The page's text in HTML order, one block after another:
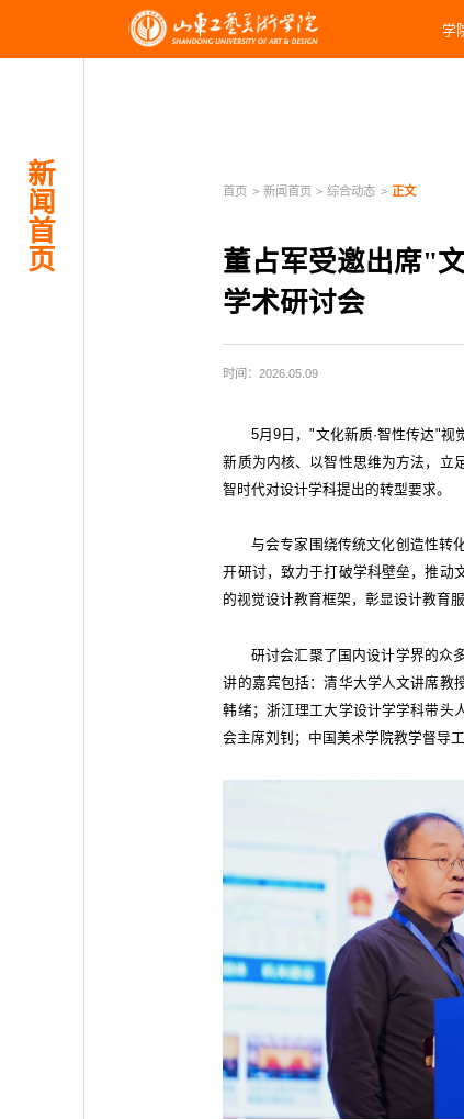
学
新
闻
首
页
首页 > 新闻首页 > 综合动态 > 正文
董占军受邀出席"
学术研讨会
时间：2026.05.09
5月9日，"文化新质·智性传达"视
新质为内核、以智性思维为方法，立
智时代对设计学科提出的转型要求。
与会专家围绕传统文化创造性转
开研讨，致力于打破学科壁垒，推动
的视觉设计教育框架，彰显设计教育
研讨会汇聚了国内设计学界的众
讲的嘉宾包括：清华大学人文讲席教
韩绪；浙江理工大学设计学学科带头
会主席刘钊；中国美术学院教学督导